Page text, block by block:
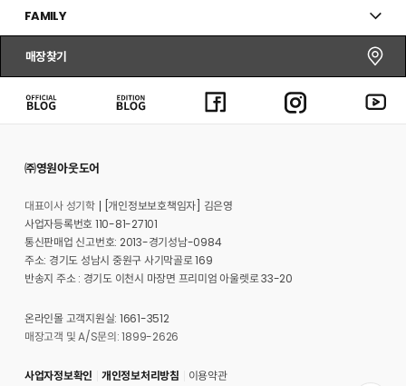
FAMILY
매장찾기
㈜영원아웃도어
대표이사 성기학
[개인정보보호책임자] 김은영
사업자등록번호 110-81-27101
통신판매업 신고번호: 2013-경기성남-0984
주소: 경기도 성남시 중원구 사기막골로 169
반송지 주소 : 경기도 이천시 마장면 프리미엄 아울렛로 33-20
온라인몰 고객지원실: 1661-3512
매장고객 및 A/S문의: 1899-2626
사업자정보확인 개인정보처리방침 이용약관